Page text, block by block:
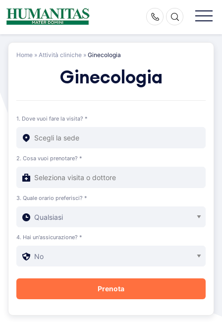
Skip
to
Home » Attività cliniche » Ginecologia
Ginecologia
1. Dove vuoi fare la visita? *
2. Cosa vuoi prenotare? *
3. Quale orario preferisci? *
4. Hai un'assicurazione? *